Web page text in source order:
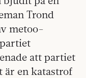
Trond
metoo-
att partiet
är en katastrof